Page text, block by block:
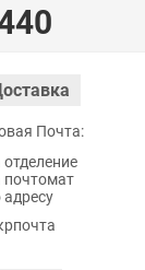
Почта: